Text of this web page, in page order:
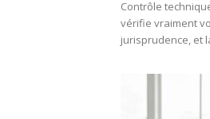
Contrôle
vérifie vraiment
jurisprudence, et